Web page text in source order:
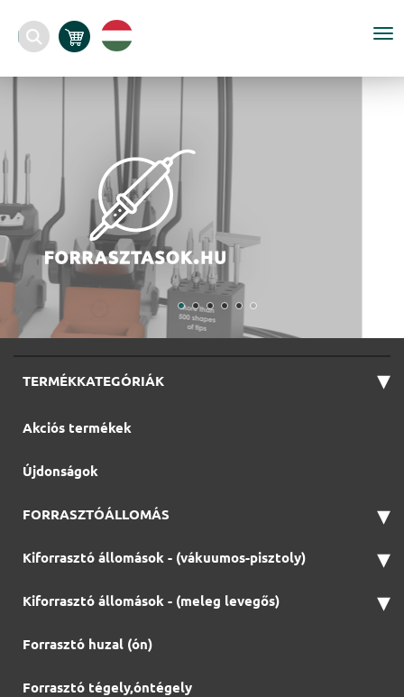
TERMÉKKATEGÓRIÁK ▾
Akciós termékek
Újdonságok
FORRASZTÓÁLLOMÁS ▾
Kiforrasztó állomások - (vákuumos-pisztoly) ▾
Kiforrasztó állomások - (meleg levegős) ▾
Forrasztó huzal (ón)
Forrasztó tégely,óntégely